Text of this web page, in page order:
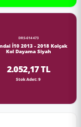
DRS-614473
İ10 2013 - 2018 Kolçak
Kol Dayama Siyah
2.052,17 TL
Stok Adet: 9